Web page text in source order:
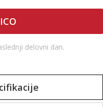
delovni dan.